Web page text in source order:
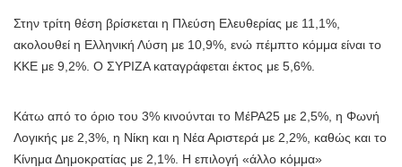
Στην τρίτη θέση βρίσκεται η Πλεύση Ελευθερίας με 11,1%,
ακολουθεί η Ελληνική Λύση με 10,9%, ενώ πέμπτο κόμμα είναι το
ΚΚΕ με 9,2%. Ο ΣΥΡΙΖΑ καταγράφεται έκτος με 5,6%.
Κάτω από το όριο του 3% κινούνται το ΜέΡΑ25 με 2,5%, η Φωνή
Λογικής με 2,3%, η Νίκη και η Νέα Αριστερά με 2,2%, καθώς και το
Κίνημα Δημοκρατίας με 2,1%. Η επιλογή «άλλο κόμμα»